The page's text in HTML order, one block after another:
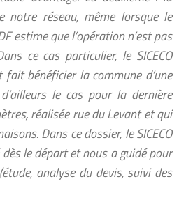
notre réseau, même lorsque le
estime que l’opération n’est pas
ce cas particulier, le SICECO
bénéficier la commune d’une
le cas pour la dernière
réalisée rue du Levant et qui
Dans ce dossier, le SICECO
le départ et nous a guidé pour
analyse du devis, suivi des